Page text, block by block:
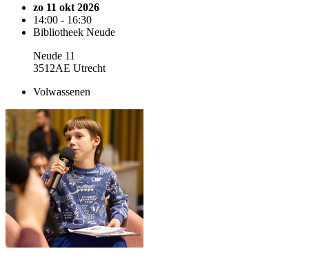
zo 11 okt 2026
14:00 - 16:30
Bibliotheek Neude
Neude 11
3512AE Utrecht
Volwassenen